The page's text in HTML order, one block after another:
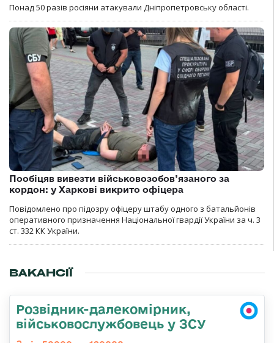
Понад 50 разів росіяни атакували Дніпропетровську області.
Пообіцяв вивезти військовозобов’язаного за
кордон: у Харкові викрито офіцера
Повідомлено про підозру офіцеру штабу одного з батальйонів
оперативного призначення Національної гвардії України за ч. 3
ст. 332 КК України.
ВАКАНСІЇ
Розвідник-далекомірник,
військовослужбовець у ЗСУ